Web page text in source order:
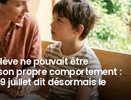
ne pouvait être
propre comportement :
juillet dit désormais le